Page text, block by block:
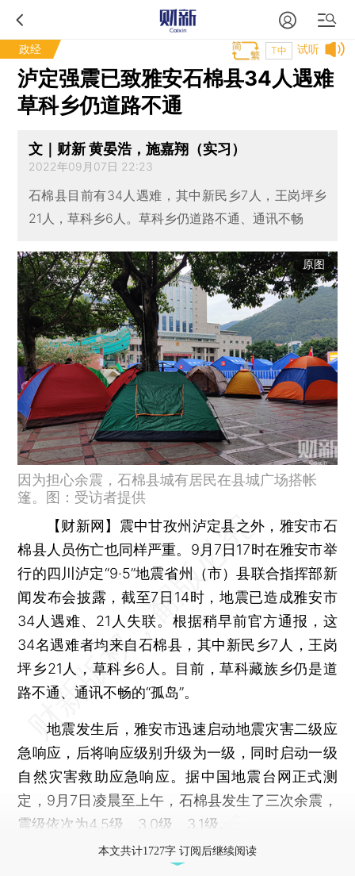
政经 试听
T中
泸定强震已致雅安石棉县34人遇难
草科乡仍道路不通
文｜财新 黄晏浩，施嘉翔（实习）
2022年09月07日 22:23
石棉县目前有34人遇难，其中新民乡7人，王岗坪乡
21人，草科乡6人。草科乡仍道路不通、通讯不畅
原图
因为担心余震，石棉县城有居民在县城广场搭帐
篷。图：受访者提供
【财新网】 震中甘孜州泸定县之外，雅安市石
棉县人员伤亡也同样严重。9月7日17时在雅安市举
行的四川泸定“9·5”地震省州（市）县联合指挥部新
闻发布会披露，截至7日14时，地震已造成雅安市
34人遇难、21人失联。根据稍早前官方通报，这
34名遇难者均来自石棉县，其中新民乡7人，王岗
坪乡21人，草科乡6人。目前，草科藏族乡仍是道
路不通、通讯不畅的“孤岛”。
地震发生后，雅安市迅速启动地震灾害二级应
急响应，后将响应级别升级为一级，同时启动一级
自然灾害救助应急响应。据中国地震台网正式测
定，9月7日凌晨至上午，石棉县发生了三次余震，
震级依次为4.5级、3.0级、3.1级。
本文共计1727字 订阅后继续阅读